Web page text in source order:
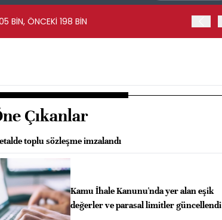
BİN, ÖNCEKİ 198 BİN
Çıkanlar
toplu sözleşme imzalandı
Kamu İhale Kanunu'nda yer alan eşik
değerler ve parasal limitler güncellendi